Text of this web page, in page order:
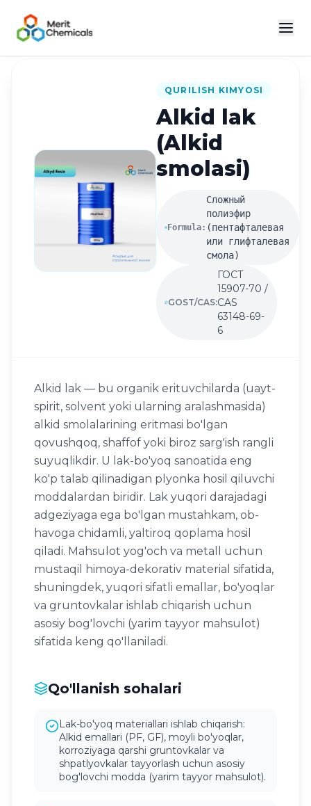
Katalogga qaytish
QURILISH KIMYOSI
Alkid lak
(Alkid
smolasi)
Formula:
Сложный
полиэфир
(пентафталевая
или глифталевая
смола)
GOST/CAS:
ГОСТ
15907-70 /
CAS
63148-69-
6
Alkid lak — bu organik erituvchilarda (uayt-
spirit, solvent yoki ularning aralashmasida)
alkid smolalarining eritmasi bo'lgan
qovushqoq, shaffof yoki biroz sarg'ish rangli
suyuqlikdir. U lak-bo'yoq sanoatida eng
ko'p talab qilinadigan plyonka hosil qiluvchi
moddalardan biridir. Lak yuqori darajadagi
adgeziyaga ega bo'lgan mustahkam, ob-
havoga chidamli, yaltiroq qoplama hosil
qiladi. Mahsulot yog'och va metall uchun
mustaqil himoya-dekorativ material sifatida,
shuningdek, yuqori sifatli emallar, bo'yoqlar
va gruntovkalar ishlab chiqarish uchun
asosiy bog'lovchi (yarim tayyor mahsulot)
sifatida keng qo'llaniladi.
Qo'llanish sohalari
Lak-bo'yoq materiallari ishlab chiqarish:
Alkid emallari (PF, GF), moyli bo'yoqlar,
korroziyaga qarshi gruntovkalar va
shpatlyovkalar tayyorlash uchun asosiy
bog'lovchi modda (yarim tayyor mahsulot).